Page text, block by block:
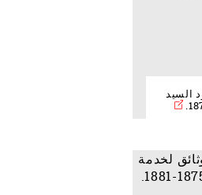
السيد